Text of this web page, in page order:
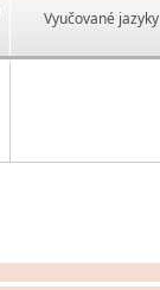
Vyučované jazyky